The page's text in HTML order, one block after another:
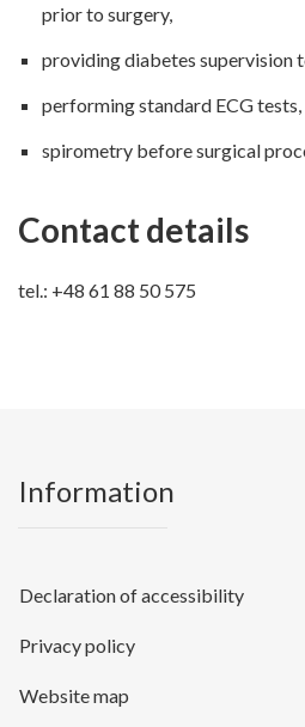
prior to surgery,
providing diabetes supervision
performing standard ECG tests,
spirometry before surgical
Contact details
tel.: +48 61 88 50 575
Information
Declaration of accessibility
Privacy policy
Website map